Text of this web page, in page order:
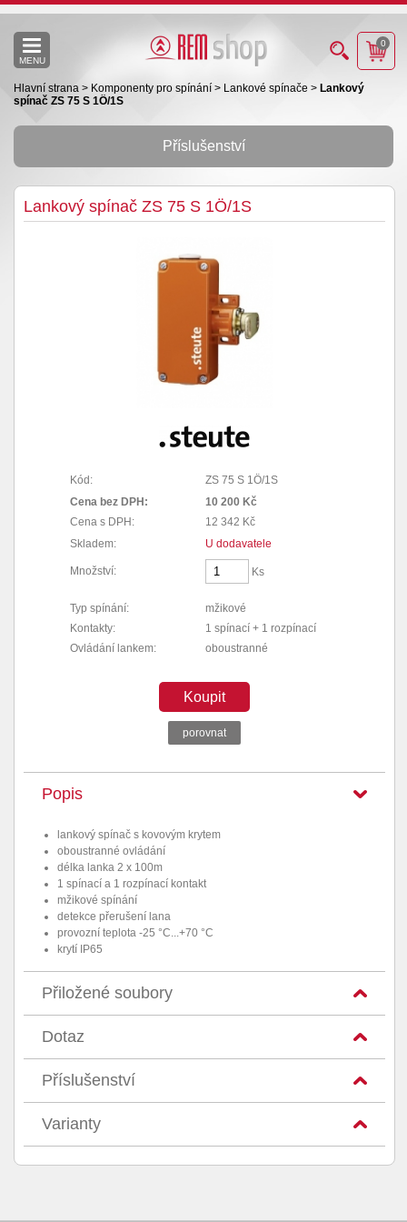
MENU
0
Hlavní strana > Komponenty pro spínání > Lankové spínače > Lankový
spínač ZS 75 S 1Ö/1S
Příslušenství
Lankový spínač ZS 75 S 1Ö/1S
Kód:
ZS 75 S 1Ö/1S
Cena bez DPH:
10 200 Kč
Cena s DPH:
12 342 Kč
Skladem:
U dodavatele
Množství: Ks
Typ spínání:
mžikové
Kontakty:
1 spínací + 1 rozpínací
Ovládání lankem:
oboustranné
Koupit
porovnat
Popis
lankový spínač s kovovým krytem
oboustranné ovládání
délka lanka 2 x 100m
1 spínací a 1 rozpínací kontakt
mžikové spínání
detekce přerušení lana
provozní teplota -25 °C...+70 °C
krytí IP65
Přiložené soubory
Dotaz
Příslušenství
Varianty